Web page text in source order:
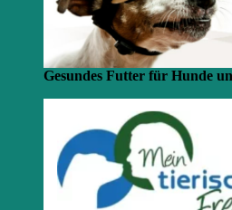
Gesundes Futter für Hunde